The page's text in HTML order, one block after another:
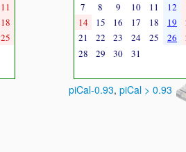
11
18
25
7
8 9 10 11 12
14
15 16 17 18 19
21
22 23 24 25 26
28
29 30 31
piCal-0.93, piCal > 0.93